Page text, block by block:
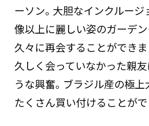
ーソン。大胆なインクルージ
像以上に麗しい姿のガーデン
久々に再会することができ
久しく会っていなかった親
うな興奮。ブラジル産の極
たくさん買い付けることがで